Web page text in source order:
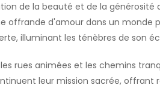
de la beauté et de la générosité
offrande d'amour dans un monde
illuminant les ténèbres de son
rues animées et les chemins
leur mission sacrée,